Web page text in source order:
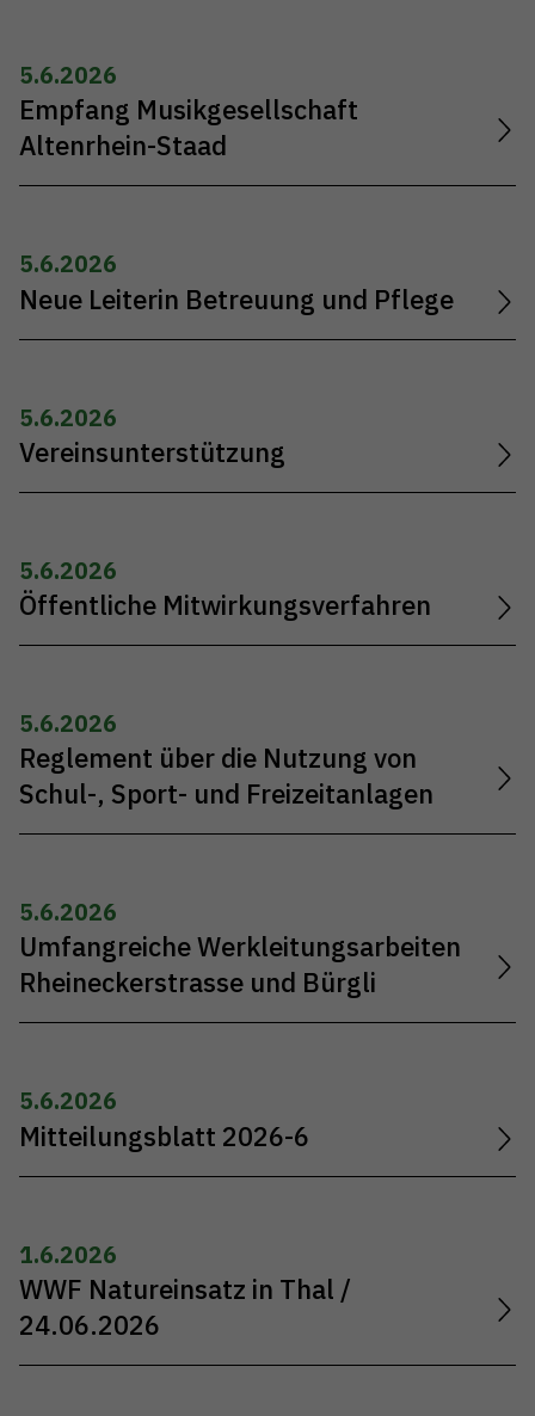
5.6.2026
Empfang Musikgesellschaft
Altenrhein-Staad
5.6.2026
Neue Leiterin Betreuung und Pflege
5.6.2026
Vereinsunterstützung
5.6.2026
Öffentliche Mitwirkungsverfahren
5.6.2026
Reglement über die Nutzung von
Schul-, Sport- und Freizeitanlagen
5.6.2026
Umfangreiche Werkleitungsarbeiten
Rheineckerstrasse und Bürgli
5.6.2026
Mitteilungsblatt 2026-6
1.6.2026
WWF Natureinsatz in Thal /
24.06.2026